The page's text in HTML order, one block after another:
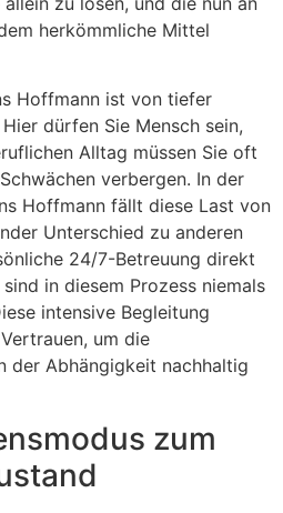
herkömmliche Mittel
Hoffmann ist von tiefer
dürfen Sie Mensch sein,
Alltag müssen Sie oft
verbergen. In der
Hoffmann fällt diese Last von
Unterschied zu anderen
24/7-Betreuung direkt
in diesem Prozess niemals
intensive Begleitung
um die
der Abhängigkeit nachhaltig
zum